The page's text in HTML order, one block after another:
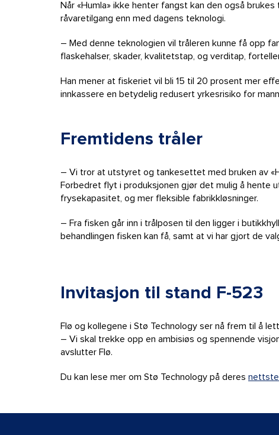
Når «Humla» ikke henter fangst kan den også
råvaretilgang enn med dagens teknologi.
– Med denne teknologien vil tråleren kunne få opp
flaskehalser, skader, kvalitetstap, og verditap,
Han mener at fiskeriet vil bli 15 til 20 prosent mer
innkassere en betydelig redusert yrkesrisiko for
Fremtidens tråler
– Vi tror at utstyret og tankesettet med bruken av
Forbedret flyt i produksjonen gjør det mulig å
frysekapasitet, og mer fleksible fabrikkløsninger.
– Fra fisken går inn i trålposen til den ligger i
behandlingen fisken kan få, samt at vi har gjort de
Invitasjon til stand F-523
Flø og kollegene i Stø Technology ser nå frem til å
– Vi skal trekke opp en ambisiøs og spennende
avslutter Flø.
Du kan lese mer om Stø Technology på deres